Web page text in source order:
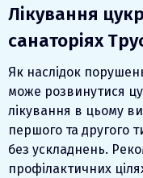
Лікування
санаторіях
Як наслідок
може розвинутися
лікування в цьому
першого та другого
без ускладнень.
профілактичних